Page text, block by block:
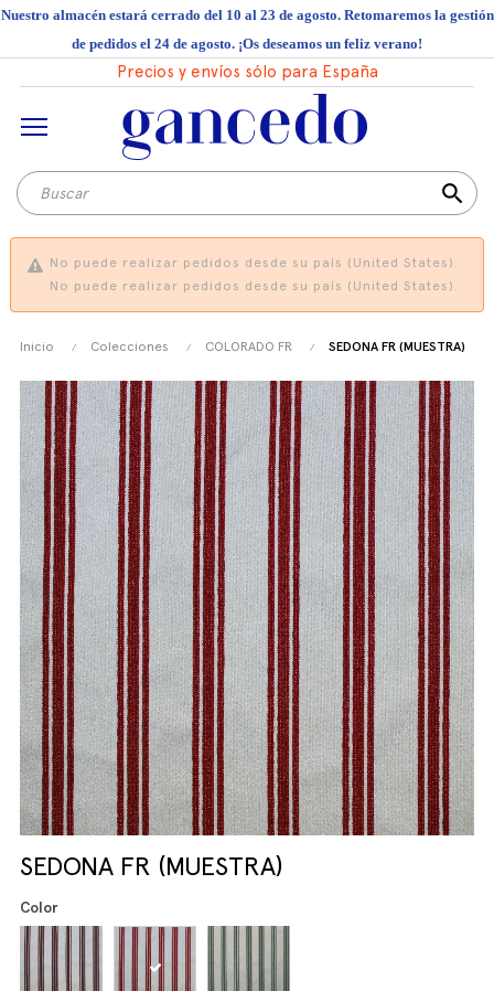
Nuestro almacén estará cerrado del 10 al 23 de agosto. Retomaremos la gestión
de pedidos el 24 de agosto. ¡Os deseamos un feliz verano!
Precios y envíos sólo para España
search
No puede realizar pedidos desde su país (United States).
No puede realizar pedidos desde su país (United States).
Inicio Colecciones COLORADO FR SEDONA FR (MUESTRA)
SEDONA FR (MUESTRA)
Color